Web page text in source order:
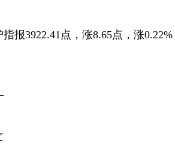
报3922.41点，涨8.65点，涨